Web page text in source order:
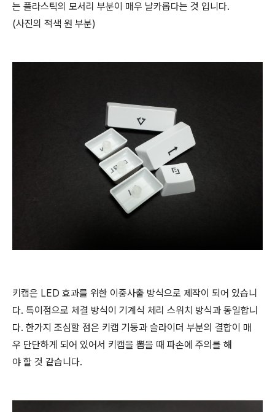
는 플라스틱의 모서리 부분이 매우 날카롭다는 것 입니다.
(사진의 적색 원 부분)
키캡은 LED 효과를 위한 이중사출 방식으로 제작이 되어 있습니
다. 특이점으로 체결 방식이 기계식 체리 스위치 방식과 동일합니
다. 한가지 조심할 점은 키캡 기둥과 슬라이더 부분의 결합이 매
우 단단하게 되어 있어서 키캡을 뽑을 때 파손에 주의를 해
야 할 것 같습니다.